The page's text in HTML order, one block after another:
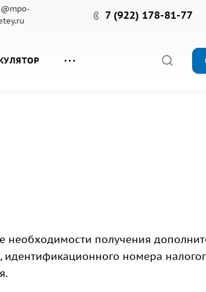
7 (922) 178-81-77
получения
идентификационного номера